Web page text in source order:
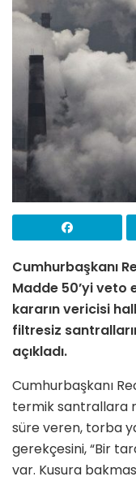
Cumhurbaşkanı
Madde 50’yi veto
kararın vericisi
filtresiz
açıkladı.
Cumhurbaşkanı
termik santrallara
süre veren, torba
gerekçesini, “Bir
var. Kusura